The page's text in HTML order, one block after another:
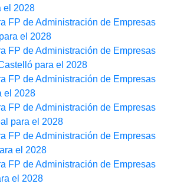
el 2028
FP de Administración de Empresas
el 2028
FP de Administración de Empresas
para el 2028
FP de Administración de Empresas
el 2028
FP de Administración de Empresas
para el 2028
FP de Administración de Empresas
el 2028
FP de Administración de Empresas
el 2028